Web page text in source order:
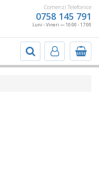
Comenzi Telefonice
0758 145 791
Luni - Vineri — 10:00 - 17:00